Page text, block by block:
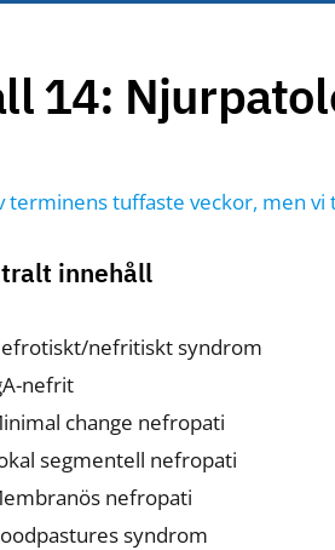
14:
terminens tuffaste veckor, men
innehåll
nefritiskt syndrom
nefrit
change nefropati
segmentell nefropati
nefropati
syndrom